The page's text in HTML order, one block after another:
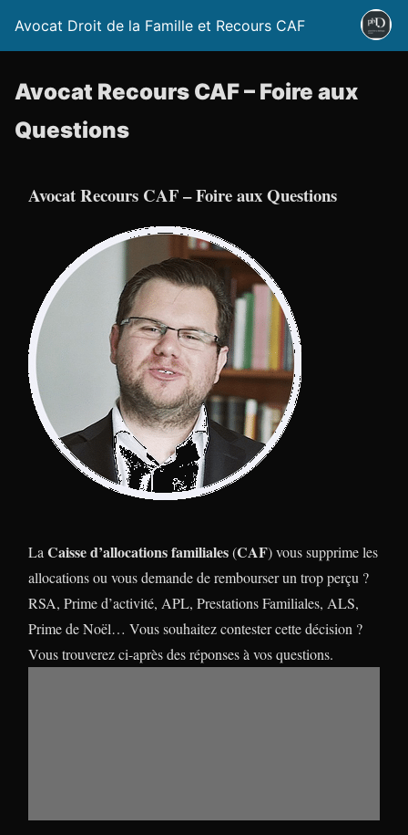
Avocat Droit de la Famille et Recours CAF
Avocat Recours CAF – Foire aux
Questions
Avocat Recours CAF – Foire aux Questions
LaCaisse d’allocations familiales(CAF) vous supprime les
allocations ou vous demande de rembourser un trop perçu ?
RSA, Prime d’activité, APL, Prestations Familiales, ALS,
Prime de Noël… Vous souhaitez contester cette décision ?
Vous trouverez ci-après des réponses à vos questions.